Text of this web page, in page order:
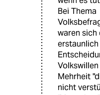
Bei Thema
waren sich
Mehrheit
nicht